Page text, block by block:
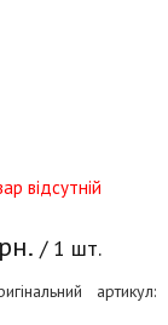
відсутній
/ 1 шт.
артикул: